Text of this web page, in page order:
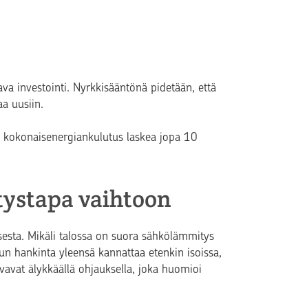
investointi. Nyrkkisääntönä pidetään, että
uusiin.
laskea jopa 10
vaihtoon
Mikäli talossa on suora sähkölämmitys
hankinta yleensä kannattaa etenkin isoissa,
älykkäällä ohjauksella, joka huomioi